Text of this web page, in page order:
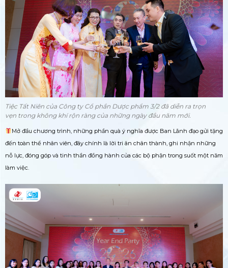
Tiệc Tất Niên của Công ty Cổ phần Dược phẩm 3/2 đã diễn ra trọn
vẹn trong không khí rộn ràng của những ngày đầu năm mới.
Mở đầu chương trình, những phần quà ý nghĩa được Ban Lãnh đạo gửi tặng
đến toàn thể nhân viên, đây chính là lời tri ân chân thành, ghi nhận những
nỗ lực, đóng góp và tinh thần đồng hành của các bộ phận trong suốt một năm
làm việc.